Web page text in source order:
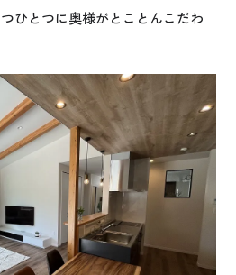
ひとつに奥様がとことんこだわ